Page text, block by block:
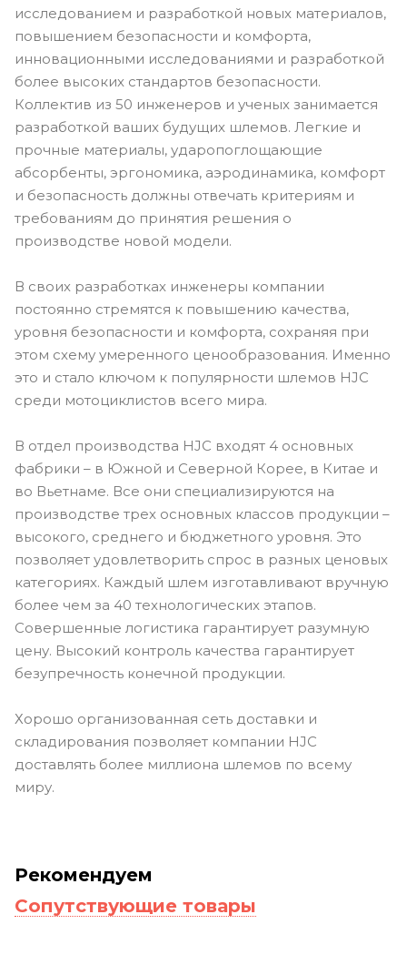
исследованием и разработкой новых материалов,
повышением безопасности и комфорта,
инновационными исследованиями и разработкой
более высоких стандартов безопасности.
Коллектив из 50 инженеров и ученых занимается
разработкой ваших будущих шлемов. Легкие и
прочные материалы, ударопоглощающие
абсорбенты, эргономика, аэродинамика, комфорт
и безопасность должны отвечать критериям и
требованиям до принятия решения о
производстве новой модели.
В своих разработках инженеры компании
постоянно стремятся к повышению качества,
уровня безопасности и комфорта, сохраняя при
этом схему умеренного ценообразования. Именно
это и стало ключом к популярности шлемов HJC
среди мотоциклистов всего мира.
В отдел производства HJC входят 4 основных
фабрики – в Южной и Северной Корее, в Китае и
во Вьетнаме. Все они специализируются на
производстве трех основных классов продукции –
высокого, среднего и бюджетного уровня. Это
позволяет удовлетворить спрос в разных ценовых
категориях. Каждый шлем изготавливают вручную
более чем за 40 технологических этапов.
Совершенные логистика гарантирует разумную
цену. Высокий контроль качества гарантирует
безупречность конечной продукции.
Хорошо организованная сеть доставки и
складирования позволяет компании HJC
доставлять более миллиона шлемов по всему
миру.
Рекомендуем
Сопутствующие товары